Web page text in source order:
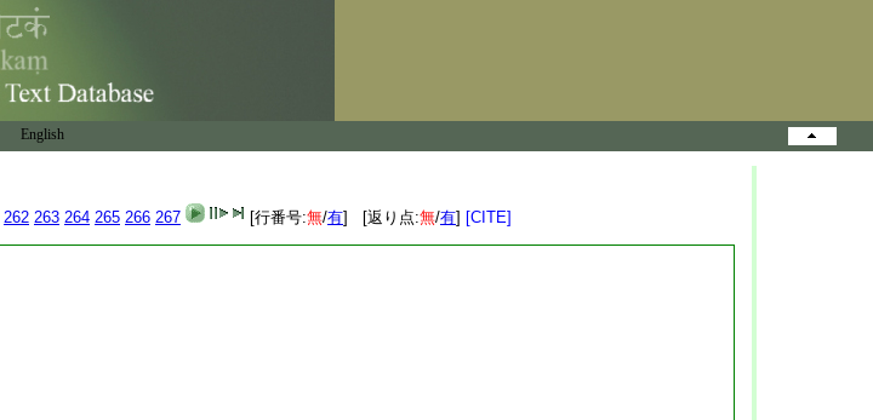
English
262 263 264 265 266 267 [行番号:無/有] [返り点:無/有] [CITE]